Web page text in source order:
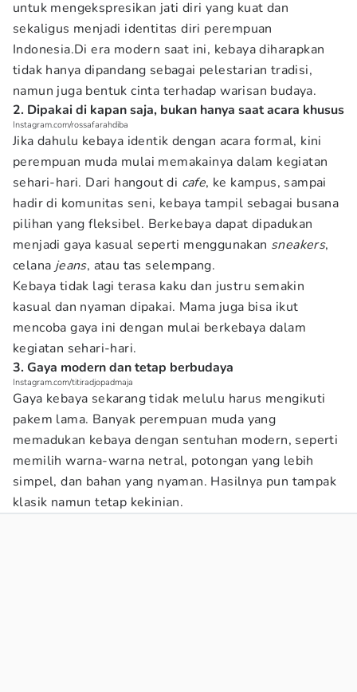
untuk mengekspresikan jati diri yang kuat dan
sekaligus menjadi identitas diri perempuan
Indonesia.Di era modern saat ini, kebaya diharapkan
tidak hanya dipandang sebagai pelestarian tradisi,
namun juga bentuk cinta terhadap warisan budaya.
2. Dipakai di kapan saja, bukan hanya saat acara khusus
Instagram.com/rossafarahdiba
Jika dahulu kebaya identik dengan acara formal, kini
perempuan muda mulai memakainya dalam kegiatan
sehari-hari. Dari hangout di cafe, ke kampus, sampai
hadir di komunitas seni, kebaya tampil sebagai busana
pilihan yang fleksibel. Berkebaya dapat dipadukan
menjadi gaya kasual seperti menggunakan sneakers,
celana jeans, atau tas selempang.
Kebaya tidak lagi terasa kaku dan justru semakin
kasual dan nyaman dipakai. Mama juga bisa ikut
mencoba gaya ini dengan mulai berkebaya dalam
kegiatan sehari-hari.
3. Gaya modern dan tetap berbudaya
Instagram.com/titiradjopadmaja
Gaya kebaya sekarang tidak melulu harus mengikuti
pakem lama. Banyak perempuan muda yang
memadukan kebaya dengan sentuhan modern, seperti
memilih warna-warna netral, potongan yang lebih
simpel, dan bahan yang nyaman. Hasilnya pun tampak
klasik namun tetap kekinian.